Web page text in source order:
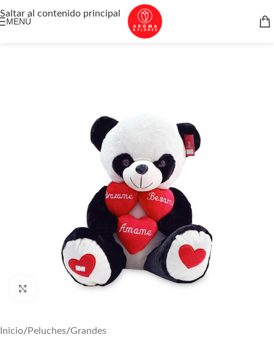
Saltar al contenido principal
MENÚ
Inicio/Peluches/Grandes